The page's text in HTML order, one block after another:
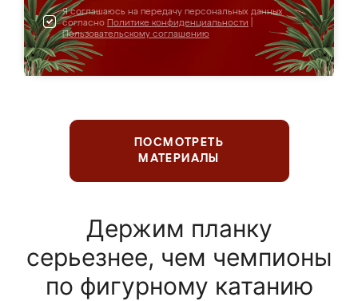
Я соглашаюсь на передачу персональных данных
согласно Политике конфиденциальности
Пользовательскому соглашению
ПОСМОТРЕТЬ
МАТЕРИАЛЫ
Держим планку
серьезнее, чем чемпионы
по фигурному катанию